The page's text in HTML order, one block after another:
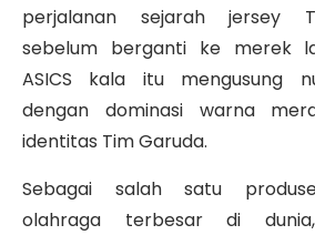
perjalanan sejarah jersey
sebelum berganti ke merek
ASICS kala itu mengusung
dengan dominasi warna
identitas Tim Garuda.
Sebagai salah satu
olahraga terbesar di